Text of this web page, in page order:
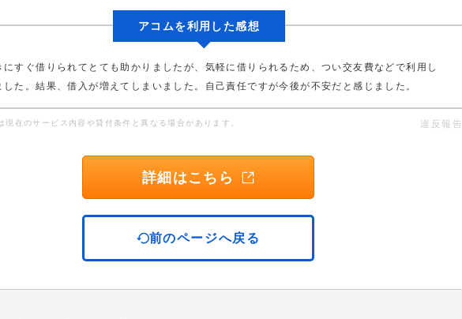
アコムを利用した感想
にすぐ借りられてとても助かりましたが、気軽に借りられるため、つい交友費などで利用し
した。結果、借入が増えてしまいました。自己責任ですが今後が不安だと感じました。
在のサービス内容や貸付条件と異なる場合があります。 違反報告
詳細はこちら
前のページへ戻る